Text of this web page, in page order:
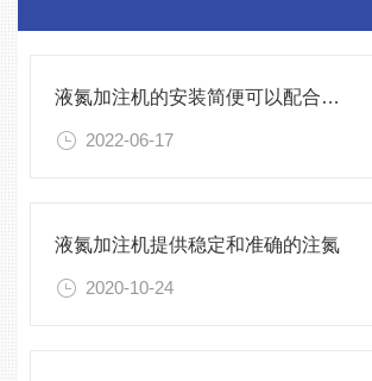
液氮加注机的安装简便可以配合任何生产线
2022-06-17
液氮加注机提供稳定和准确的注氮
2020-10-24